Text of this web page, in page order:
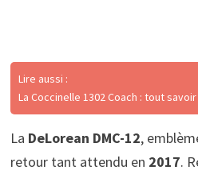
Lire aussi :
La Coccinelle 1302 Coach : tout
La DeLorean DMC-12,
retour tant attendu en 2017.